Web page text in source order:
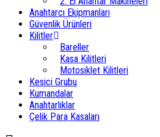
Anahtarcı Ekipmanları
Güvenlik Ürünleri
Kilitler
Bareller
Kasa Kilitleri
Motosiklet Kilitleri
Kesici Grubu
Kumandalar
Anahtarlıklar
Çelik Para Kasaları